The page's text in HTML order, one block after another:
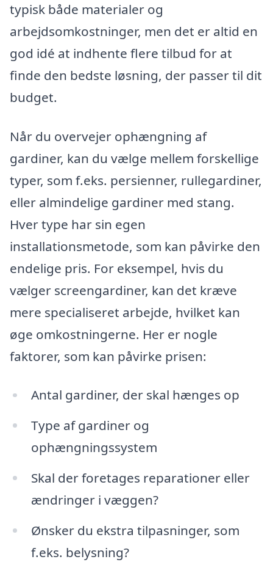
typisk både materialer og
arbejdsomkostninger, men det er altid en
god idé at indhente flere tilbud for at
finde den bedste løsning, der passer til dit
budget.
Når du overvejer ophængning af
gardiner, kan du vælge mellem forskellige
typer, som f.eks. persienner, rullegardiner,
eller almindelige gardiner med stang.
Hver type har sin egen
installationsmetode, som kan påvirke den
endelige pris. For eksempel, hvis du
vælger screengardiner, kan det kræve
mere specialiseret arbejde, hvilket kan
øge omkostningerne. Her er nogle
faktorer, som kan påvirke prisen:
Antal gardiner, der skal hænges op
Type af gardiner og
ophængningssystem
Skal der foretages reparationer eller
ændringer i væggen?
Ønsker du ekstra tilpasninger, som
f.eks. belysning?